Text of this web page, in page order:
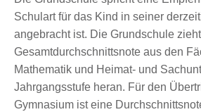
Schulart für das Kind in seiner
angebracht ist. Die Grundschule
Gesamtdurchschnittsnote aus den
Mathematik und Heimat- und
Jahrgangsstufe heran. Für den
Gymnasium ist eine